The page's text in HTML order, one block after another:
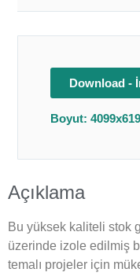
Download -
Boyut:
Açıklama
Bu yüksek kaliteli stok
üzerinde izole edilmiş
temalı projeler için